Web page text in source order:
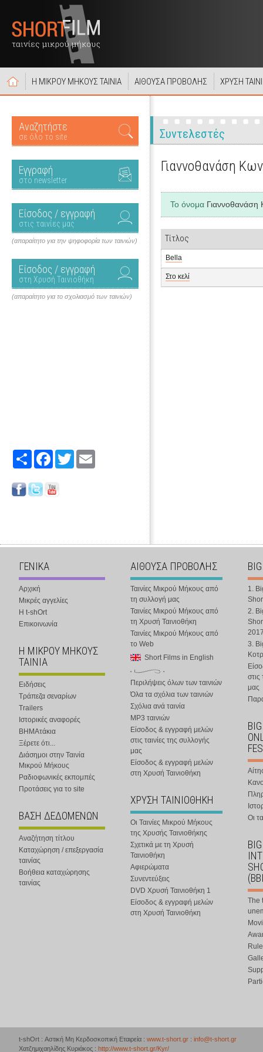
Η ΜΙΚΡΟΥ ΜΗΚΟΥΣ ΤΑΙΝΙΑ ΑΙΘΟΥΣΑ ΠΡΟΒΟΛΗΣ ΧΡΥΣΗ
Αναζητήστε
σε όλο το site
Εγγραφή
στο newsletter
Είσοδος / εγγραφή
στις ταινίες μας
(απαραίτητο για την ψηφοφορία των ταινιών)
Είσοδος / εγγραφή
στη Χρυσή Ταινιοθήκη
(απαραίτητο για το σχολιασμό των ταινιών)
Share FacebookTwitter
Συντελεστές
Γιαννοθανάση
Το όνομα Γιαννοθανάση
Τίτλος
Bella
Στο κελί
ΓΕΝΙΚΑ
Αρχική
Μικρές αγγελίες
Η t-shOrt
Επικοινωνία
Η ΜΙΚΡΟΥ ΜΗΚΟΥΣ
ΤΑΙΝΙΑ
Ειδήσεις
Τράπεζα σεναρίων
Trailers
Ιστορικές αναφορές
ΒΗΜΑτάκια
Ξέρετε ότι...
Διάσημοι στην Ταινία
Μικρού Μήκους
Ραδιοφωνικές εκπομπές
Προτάσεις για το site
ΒΑΣΗ ΔΕΔΟΜΕΝΩΝ
Αναζήτηση τίτλου
Καταχώρηση / επεξεργασία
ταινίας
Βοήθεια καταχώρησης
ταινίας
ΑΙΘΟΥΣΑ ΠΡΟΒΟΛΗΣ
Ταινίες Μικρού Μήκους από
τη συλλογή μας
Ταινίες Μικρού Μήκους από
τη Χρυσή Ταινιοθήκη
Ταινίες Μικρού Μήκους από
το Web
Short Films in English
Περιλήψεις όλων των ταινιών
Όλα τα σχόλια των ταινιών
Σχόλια ανά ταινία
MP3 ταινιών
Είσοδος & εγγραφή μελών
στις ταινίες της συλλογής
μας
Είσοδος & εγγραφή μελών
στη Χρυσή Ταινιοθήκη
ΧΡΥΣΗ ΤΑΙΝΙΟΘΗΚΗ
Οι Ταινίες Μικρού Μήκους
της Χρυσής Ταινιοθήκης
Σχετικά με τη Χρυσή
Ταινιοθήκη
Αφιερώματα
Συνεντεύξεις
DVD Χρυσή Ταινιοθήκη 1
Είσοδος & εγγραφή μελών
στη Χρυσή Ταινιοθήκη
1.
2.
3.
στις
μας
Οι
The
t-shOrt : Αστική Μη Κερδοσκοπική Εταιρεία : www.t-short.gr : info@t-short.gr
Χατζημιχαηλίδης Κυριάκος : http://www.t-short.gr/Kyr/